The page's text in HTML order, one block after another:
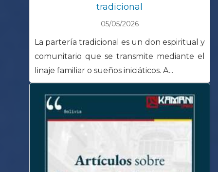
tradicional
05/05/2026
La partería tradicional es un don espiritual y
comunitario que se transmite mediante el
linaje familiar o sueños iniciáticos. A...